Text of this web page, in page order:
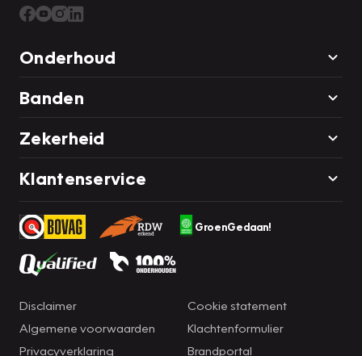
Onderhoud
Banden
Zekerheid
Klantenservice
GroenGedaan!
Disclaimer
Algemene voorwaarden
Privacyverklaring
Cookie statement
Klachtenformulier
Brandportal